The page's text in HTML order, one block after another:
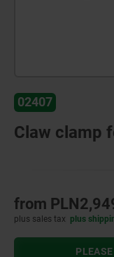
02407
Claw clamp
from
plus sales tax plus